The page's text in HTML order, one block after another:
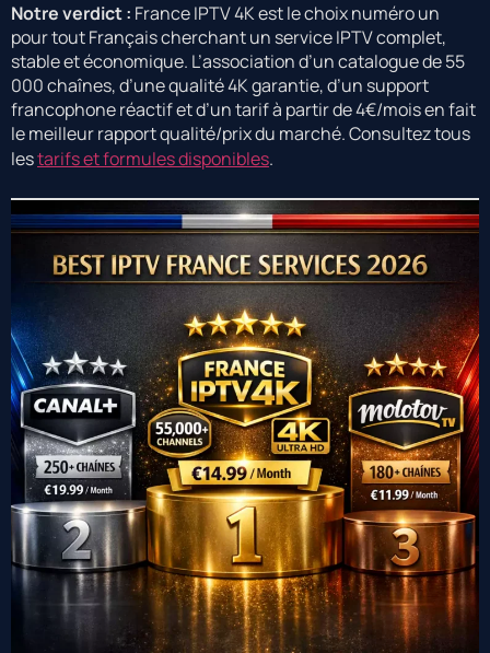
Notre verdict : France IPTV 4K est le choix numéro un
pour tout Français cherchant un service IPTV complet,
stable et économique. L’association d’un catalogue de 55
000 chaînes, d’une qualité 4K garantie, d’un support
francophone réactif et d’un tarif à partir de 4€/mois en fait
le meilleur rapport qualité/prix du marché. Consultez tous
lestarifs et formules disponibles.